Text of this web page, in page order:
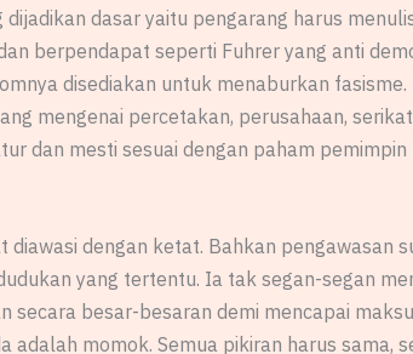
dasar yaitu pengarang harus
berpendapat seperti Fuhrer yang anti
disediakan untuk menaburkan
mengenai percetakan, perusahaan,
dan mesti sesuai dengan paham
diawasi dengan ketat. Bahkan pengawasan
yang tertentu. Ia tak segan-segan
secara besar-besaran demi mencapai
adalah momok. Semua pikiran harus